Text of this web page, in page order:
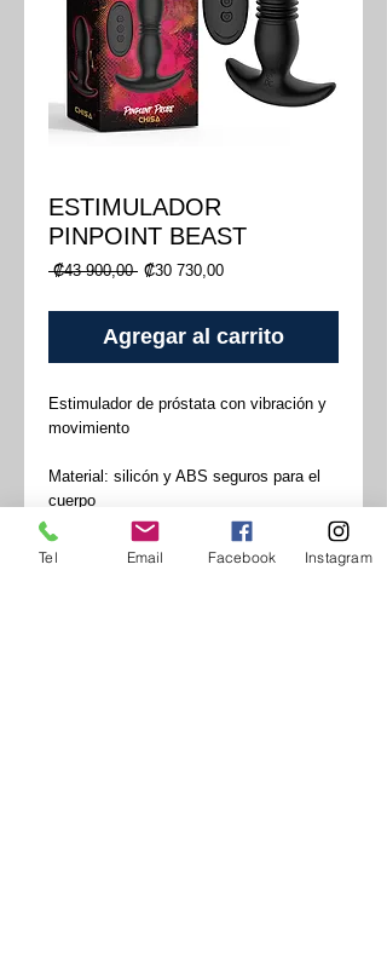
ESTIMULADOR
PINPOINT BEAST
₡43 900,00 Precio
₡30 730,00Precio
oferta
Agregar al carrito
Estimulador de próstata con vibración y
movimiento
Material: silicón y ABS seguros para el
cuerpo
Color: negro
Recargable por USB
Tel Email Facebook Instagram